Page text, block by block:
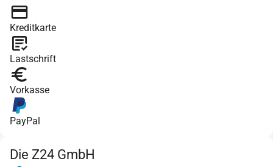
Kreditkarte
Lastschrift
Vorkasse
PayPal
Die Z24 GmbH